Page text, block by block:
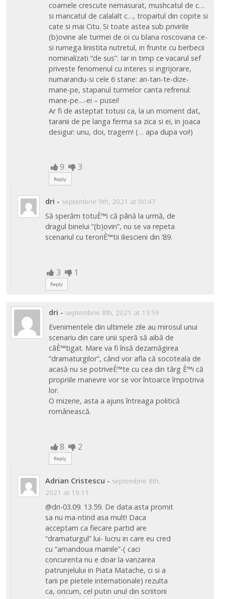
coarnele crescute nemasurat, mushcatul de c…
si mancatul de calalalt c…, tropaitul din copite si
cate si mai Citu. Si toate astea sub privirile
(b)ovine ale turmei de oi cu blana roscovana ce-
si rumega linistita nutretul, in frunte cu berbecii
nominalizati “de sus”. Iar in timp ce vacarul sef
priveste fenomenul cu interes si ingrijorare,
numarandu-si cele 6 stane: an-tan-te-dize-
mane-pe, stapanul turmelor canta refrenul:
mane-pe…-ei – pusei!
Ar fi de asteptat totusi ca, la un moment dat,
taranii de pe langa ferma sa zica si ei, in joaca
desigur: unu, doi, tragem! (… apa dupa voi!)
9 3
Reply
dri - septembrie 9th, 2021 at 00:47
Să sperăm totuÈ™i că până la urmă, de
dragul binelui “(b)ovin”, nu se va repeta
scenariul cu teroriÈ™tii iliescieni din ’89.
3 1
Reply
dri - septembrie 8th, 2021 at 13:59
Evenimentele din ultimele zile au mirosul unui
scenariu din care unii speră să aibă de
câÈ™tigat. Mare va fi însă dezamăgirea
“dramaturgilor”, când vor afla că socoteala de
acasă nu se potriveÈ™te cu cea din târg È™i că
propriile manevre vor se vor întoarce împotriva
lor.
O mizerie, asta a ajuns întreaga politică
românească.
8 2
Reply
Adrian Cristescu - septembrie 8th,
2021 at 19:11
@dri-03.09. 13.59. De data asta promit
sa nu ma-ntind asa mult! Daca
acceptam ca fiecare partid are
“dramaturgul” lui- lucru in care eu cred
cu “amandoua mainile”-( caci
concurenta nu e doar la vanzarea
patrunjelului in Piata Matache, ci si a
tarii pe pietele internationale) rezulta
ca, oricum, cel putin unul din scriitorii